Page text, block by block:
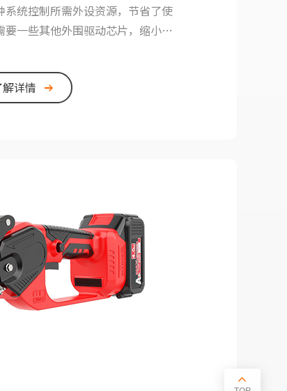
统控制所需外设资源，节省了使
一些其他外围驱动芯片，缩小了
解详情